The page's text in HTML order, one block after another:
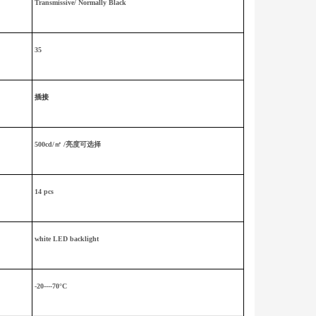
Transmissive/ Normally Black
35
插接
500cd/㎡ /亮度可选择
14 pcs
white LED backlight
-20----70°C